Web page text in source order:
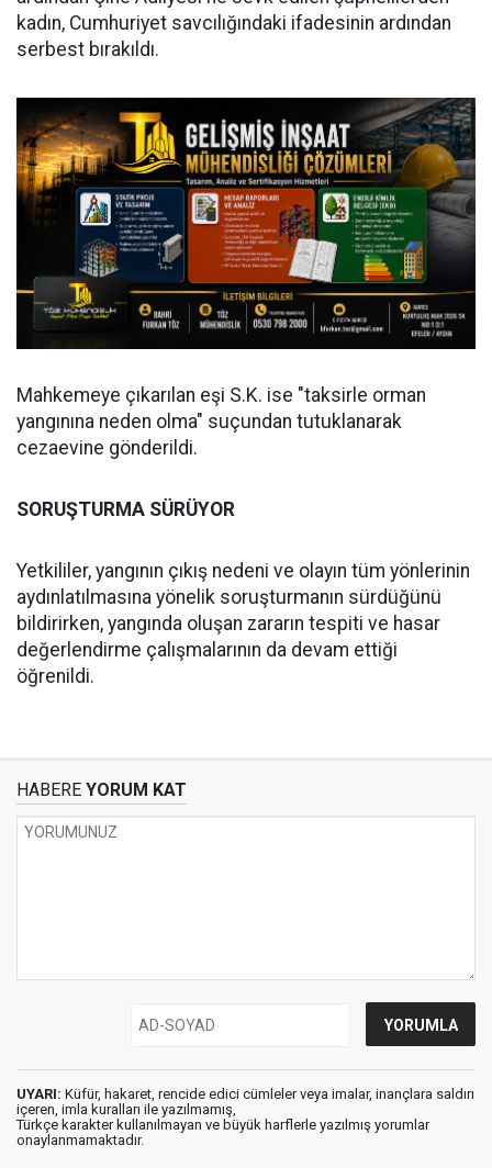
kadın, Cumhuriyet savcılığındaki ifadesinin ardından
serbest bırakıldı.
Mahkemeye çıkarılan eşi S.K. ise "taksirle orman
yangınına neden olma" suçundan tutuklanarak
cezaevine gönderildi.
SORUŞTURMA SÜRÜYOR
Yetkililer, yangının çıkış nedeni ve olayın tüm yönlerinin
aydınlatılmasına yönelik soruşturmanın sürdüğünü
bildirirken, yangında oluşan zararın tespiti ve hasar
değerlendirme çalışmalarının da devam ettiği
öğrenildi.
HABERE YORUM KAT
UYARI: Küfür, hakaret, rencide edici cümleler veya imalar, inançlara saldırı
içeren, imla kuralları ile yazılmamış,
Türkçe karakter kullanılmayan ve büyük harflerle yazılmış yorumlar
onaylanmamaktadır.